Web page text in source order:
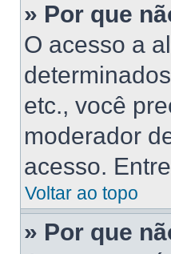
» Por que
O acesso a
etc., você
moderador
acesso.
Voltar ao topo
» Por que